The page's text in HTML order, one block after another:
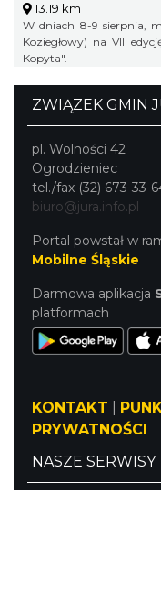
13.19 km
W dniach 8-9 sierpnia,
Koziegłowy) na VII
Kopyta".
ZWIĄZEK GMIN
pl. Wolności 42
Ogrodzieniec
tel./fax (32) 673-33-
biuro@jura.info.pl
Portal powstał w
Mobilne Śląskie
Darmowa aplikacja
platformach
KONTAKT
PRYWATNOŚCI
NASZE SERWISY